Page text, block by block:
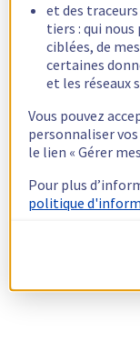
et des
tiers : qui
ciblées, de
certaines
et les réseaux
Vous pouvez
personnaliser
le lien « Gérer
Pour plus
politique